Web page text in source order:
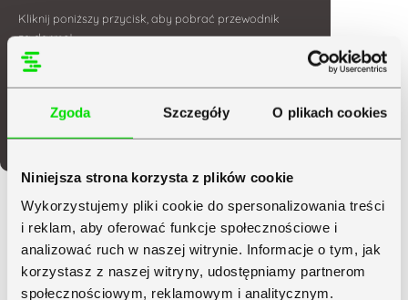
Zgoda Szczegóły O plikach cookies
Niniejsza strona korzysta z plików cookie
Wykorzystujemy pliki cookie do spersonalizowania treści
i reklam, aby oferować funkcje społecznościowe i
analizować ruch w naszej witrynie. Informacje o tym, jak
korzystasz z naszej witryny, udostępniamy partnerom
społecznościowym, reklamowym i analitycznym.
Kliknij poniższy przycisk, aby pobrać przewodnik
za darmo!
Pobierz darmowy
przewodnik
Przeglądaj tematy tego artykułu:
0 komentarzy